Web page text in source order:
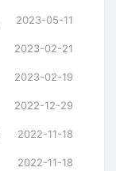
2023-05-11
2023-02-21
2023-02-19
2022-12-29
2022-11-18
2022-11-18